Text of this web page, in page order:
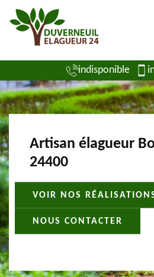
indisponible
Artisan élagueur
24400
VOIR NOS
NOUS CONTACTER